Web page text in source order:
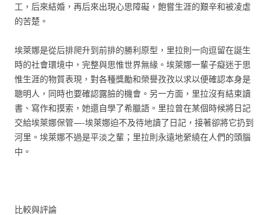
工，后來結婚，再后來出現心思障礙，飽嘗生涯的艱辛和被凌虐
的苦楚。
埃萊娜是從后排爬升到前排的勝利原型，里拉則一向逗留在誕生
時的社會環境中，完整與思惟世界無緣。埃萊娜一輩子癡迷于思
惟生涯的物質表現，對各種獎勵和榮譽孜孜以求以便確認本身是
聰明人，同時也要確認露臉的機會。另一方面，里拉沒有結束讀
書、寫作和摸索，她還自學了希臘語。里拉曾在某個時候將日記
交給埃萊娜保管—-埃萊娜迫不及待地讀了日記，接著卻將它扔到
河里。埃萊娜不過是平淡之輩；里拉則永遠地縈繞在人們的頭腦
中。
比較與評論